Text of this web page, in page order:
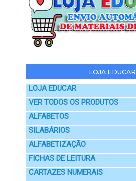
LOJA EDUCAR
LOJA EDUCAR
VER TODOS OS PRODUTOS
ALFABETOS
SILABÁRIOS
ALFABETIZAÇÃO
FICHAS DE LEITURA
CARTAZES NUMERAIS